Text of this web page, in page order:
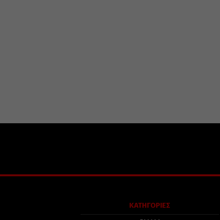
ΚΑΤΗΓΟΡΙΕΣ